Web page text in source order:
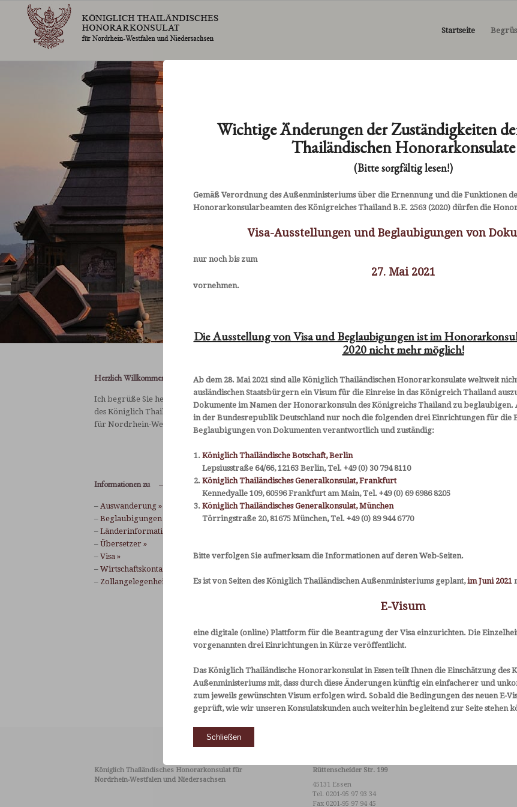
Startseite
Herzlich Willkommen
Ich begrüße Sie herzlich auf den Internetseiten
des Königlich Thailändischen Honorarkonsulates
für Nordrhein-Westfalen und Niedersachsen.
Informationen zu
– Auswanderung »
– Beglaubigungen »
– Länderinformationen »
– Übersetzer »
– Visa »
– Wirtschaftskontakte »
– Zollangelegenheiten »
Bitte beachten Sie:
Bis auf weiteres werden im Königlich
Thailändischen Honorarkonsulat für Nordrhein-
Westfalen und Niedersachsen keine Visa und
Bitte wenden Sie sich daher
• für Nordrhein-Westfalen
an das beamtete
Thailändische Generalkonsulat
Kennedyallee 109
Fon + 49 69 69 8 68-, Durchwahlen 205, 207 und
zwischen 14.00 und 17.00 Uhr
Lepsiusstraße 64-66
12163 Berlin
Fon + 49 30 7 94 81 – 117
zwischen 14.30 und 17.00 Uhr
Königlich Thailändisches Honorarkonsulat für
Nordrhein-Westfalen und Niedersachsen
Rüttenscheider Str. 199
45131 Essen
Tel. 0201-95 97 93 34
Fax 0201-95 97 94 45
Wichtige Änderungen der Zuständigkeiten
Thailändischen Honorarkonsulate
(Bitte sorgfältig lesen!)
Gemäß Verordnung des Außenministeriums über die Ernennung und die Funktionen
Honorarkonsularbeamten des Königreiches Thailand B.E. 2563 (2020) dürfen die
Visa-Ausstellungen und Beglaubigungen von
nur noch bis zum
27. Mai 2021
vornehmen.
Die Ausstellung von Visa und Beglaubigungen ist im
2020 nicht mehr möglich!
Ab dem 28. Mai 2021 sind alle Königlich Thailändischen Honorarkonsulate weltweit
ausländischen Staatsbürgern ein Visum für die Einreise in das Königreich Thailand
Dokumente im Namen der Honorarkonsuln des Königreichs Thailand zu beglaubigen.
in der Bundesrepublik Deutschland nur noch die folgenden drei Einrichtungen für die
Beglaubigungen von Dokumenten verantwortlich und zuständig:
Königlich Thailändische Botschaft, Berlin
Lepsiusstraße 64/66, 12163 Berlin, Tel. +49 (0) 30 794 8110
Königlich Thailändisches Generalkonsulat, Frankfurt
Kennedyalle 109, 60596 Frankfurt am Main, Tel. +49 (0) 69 6986 8205
Königlich Thailändisches Generalkonsulat, München
Törringstraße 20, 81675 München, Tel. +49 (0) 89 944 6770
Bitte verfolgen Sie aufmerksam die Informationen auf deren Web-Seiten.
Es ist von Seiten des Königlich Thailändischen Außenministeriums geplant,im Juni 2021
E-Visum
eine digitale (online) Plattform für die Beantragung der Visa einzurichten. Die
vorgenannten drei Einrichtungen in Kürze veröffentlicht.
Das Königlich Thailändische Honorarkonsulat in Essen teilt Ihnen die Einschätzung des
Außenministeriums mit, dass durch diese Änderungen künftig ein einfacherer und
zum jeweils gewünschten Visum erfolgen wird. Sobald die Bedingungen des neuen E-
geprüft, wie wir unseren Konsulatskunden auch weiterhin begleitend zur Seite stehen
Schließen